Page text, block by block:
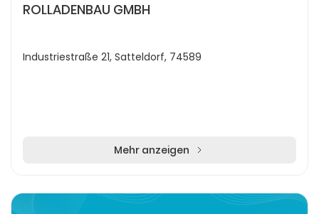
ROLLADENBAU GMBH
Industriestraße 21, Satteldorf, 74589
Mehr anzeigen